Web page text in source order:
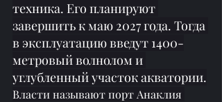
техника. Его планируют
завершить к маю 2027 года. Тогда
в эксплуатацию введут 1400-
метровый волнолом и
углубленный участок акватории.
Власти называют порт Анаклия